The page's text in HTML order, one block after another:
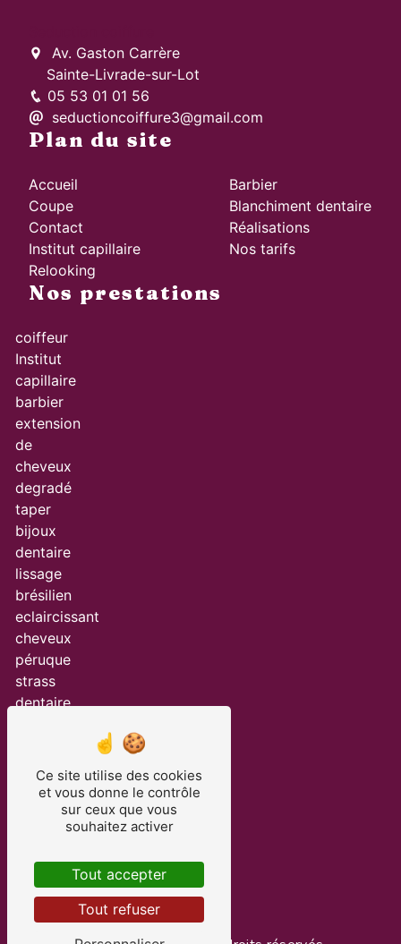
Av. Gaston Carrère
Sainte-Livrade-sur-Lot
05 53 01 01 56
seductioncoiffure3@gmail.com
Plan du site
Accueil
Coupe
Contact
Institut capillaire
Relooking
Barbier
Blanchiment dentaire
Réalisations
Nos tarifs
Nos prestations
coiffeur
Institut
capillaire
barbier
extension
de
cheveux
degradé
taper
bijoux
dentaire
lissage
brésilien
eclaircissant
cheveux
péruque
strass
dentaire
coiffure
blanchiment
dentaire
capillaire
psb
Ce site utilise des cookies
et vous donne le contrôle
sur ceux que vous
souhaitez activer
Tout accepter
Tout refuser